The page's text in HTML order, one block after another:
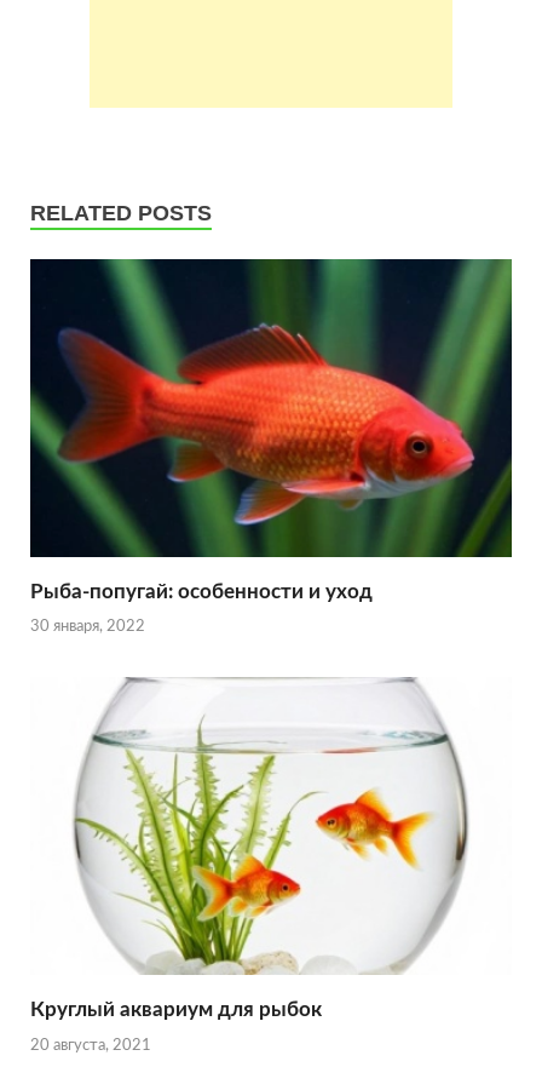
RELATED POSTS
Рыба-попугай: особенности и уход
30 января, 2022
Круглый аквариум для рыбок
20 августа, 2021